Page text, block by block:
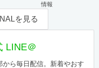
情報
を見る
LINE＠
から毎日配信。新着やおす